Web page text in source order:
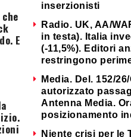
E
inserzionisti
Radio. UK, AA/
in testa). Italia
(-11,5%). Editori
restringono
Media. Del. 152/
autorizzato
Antenna Media.
posizionamento
Niente crisi per le